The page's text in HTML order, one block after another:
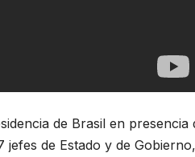
de Brasil en presencia
jefes de Estado y de